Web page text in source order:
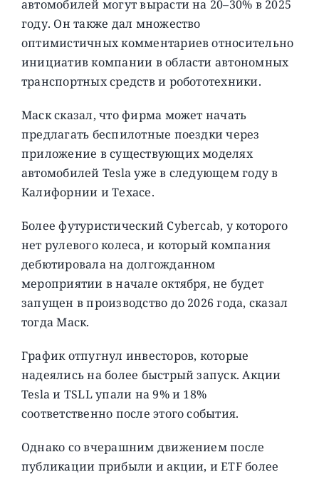
автомобилей могут вырасти на 20–30% в 2025
году. Он также дал множество
оптимистичных комментариев относительно
инициатив компании в области автономных
транспортных средств и робототехники.
Маск сказал, что фирма может начать
предлагать беспилотные поездки через
приложение в существующих моделях
автомобилей Tesla уже в следующем году в
Калифорнии и Техасе.
Более футуристический Cybercab, у которого
нет рулевого колеса, и который компания
дебютировала на долгожданном
мероприятии в начале октября, не будет
запущен в производство до 2026 года, сказал
тогда Маск.
График отпугнул инвесторов, которые
надеялись на более быстрый запуск. Акции
Tesla и TSLL упали на 9% и 18%
соответственно после этого события.
Однако со вчерашним движением после
публикации прибыли и акции, и ETF более